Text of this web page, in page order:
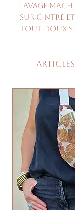
Lavage
sur cintre et
tout doux si
Articles